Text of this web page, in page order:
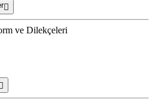
ve Dilekçeleri